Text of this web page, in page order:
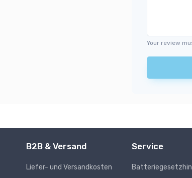
Your review
B2B & Versand
Liefer- und Versandkosten
Service